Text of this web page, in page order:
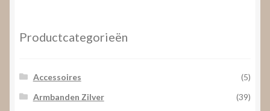
Productcategorieën
Accessoires
(5)
Armbanden Zilver
(39)